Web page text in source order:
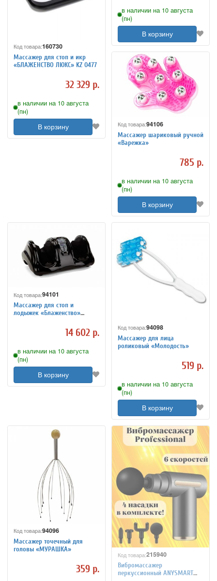
Код товара:160730
Массажер для стоп и икр
«БЛАЖЕНСТВО ЛЮКС» KZ 0477
32 329 р.
в наличии на 10 августа
(пн)
В корзину
в наличии на 10 августа
(пн)
В корзину
Код товара:94106
Массажер шариковый ручной
«Варежка»
785 р.
в наличии на 10 августа
(пн)
В корзину
Код товара:94101
Массажер для стоп и
лодыжек «Блаженство»
14 602 р.
в наличии на 10 августа
(пн)
В корзину
Код товара:94098
Массажер для лица
роликовый «Молодость»
519 р.
в наличии на 10 августа
(пн)
В корзину
Код товара:94096
Массажер точечный для
головы «МУРАШКА»
359 р.
Код товара:215940
Вибромассажер
перкуссионный ANYSMART